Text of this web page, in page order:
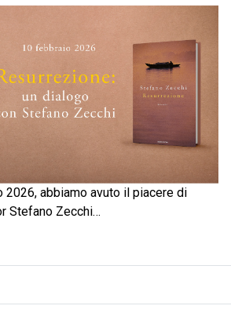
2026, abbiamo avuto il piacere di
Stefano Zecchi…